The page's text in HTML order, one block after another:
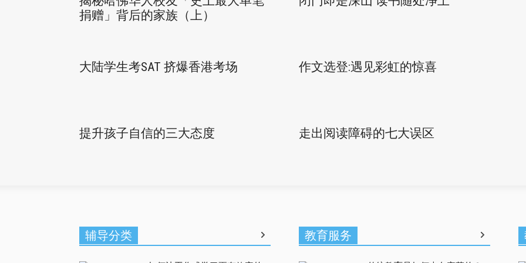
捐赠」背后的家族（上）
大陆学生考SAT 挤爆香港考场 作文选登:遇见彩虹的惊喜
提升孩子自信的三大态度 走出阅读障碍的七大误区
辅导分类 教育服务